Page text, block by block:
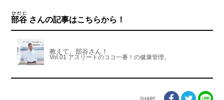
部谷
ひだに
さんの記事はこちらから！
教えて、部谷さん！
Vol.01 アスリートのココ一番！の健康管理。